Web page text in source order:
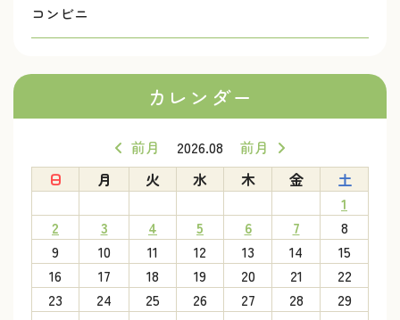
コンビニ
カレンダー
前月 2026.08
前月
日
月 火 水 木 金
土
1
2
3 4 5 6 7
8
9
10 11 12 13 14
15
16
17 18 19 20 21
22
23
24 25 26 27 28
29